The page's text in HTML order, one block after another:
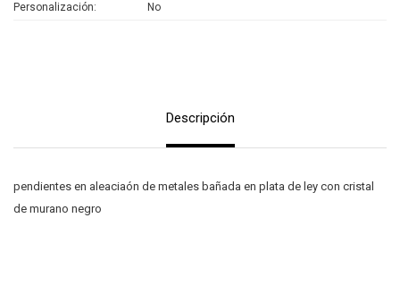
Personalización No
Descripción
pendientes en aleaciaón de metales bañada en plata de ley con cristal
de murano negro